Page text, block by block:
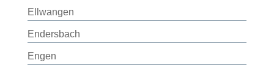
Ellwangen
Endersbach
Engen